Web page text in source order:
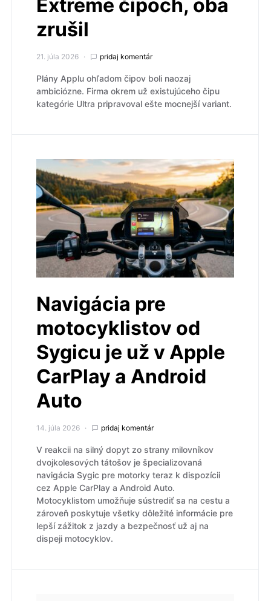
Extreme čipoch, oba
zrušil
21. júla 2026 pridaj komentár
Plány Applu ohľadom čipov boli naozaj
ambiciózne. Firma okrem už existujúceho čipu
kategórie Ultra pripravoval ešte mocnejší variant.
Navigácia pre
motocyklistov od
Sygicu je už v Apple
CarPlay a Android
Auto
14. júla 2026 pridaj komentár
V reakcii na silný dopyt zo strany milovníkov
dvojkolesových tátošov je špecializovaná
navigácia Sygic pre motorky teraz k dispozícii
cez Apple CarPlay a Android Auto.
Motocyklistom umožňuje sústrediť sa na cestu a
zároveň poskytuje všetky dôležité informácie pre
lepší zážitok z jazdy a bezpečnosť už aj na
dispeji motocyklov.